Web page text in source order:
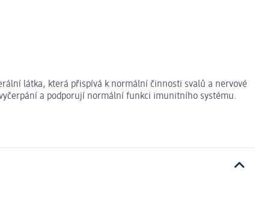
látka, která přispívá k normální činnosti svalů a nervové
a podporují normální funkci imunitního systému.